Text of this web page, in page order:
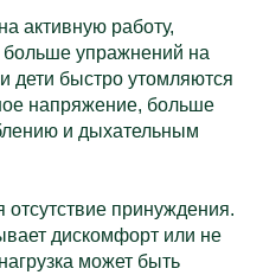
активную работу,
упражнений на
дети быстро утомляются
напряжение, больше
и дыхательным
принуждения.
дискомфорт или не
может быть